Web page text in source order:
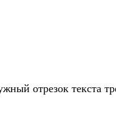
отрезок текста